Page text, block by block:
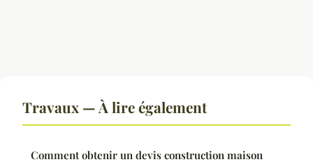
Travaux — À lire également
Comment obtenir un devis construction maison